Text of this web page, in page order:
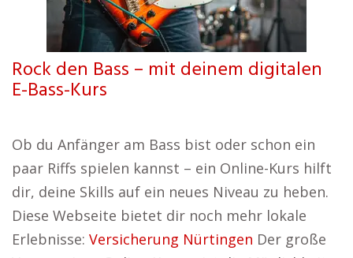
Rock den Bass – mit deinem digitalen
E-Bass-Kurs
Ob du Anfänger am Bass bist oder schon ein
paar Riffs spielen kannst – ein Online-Kurs hilft
dir, deine Skills auf ein neues Niveau zu heben.
Diese Webseite bietet dir noch mehr lokale
Erlebnisse: Versicherung Nürtingen Der große